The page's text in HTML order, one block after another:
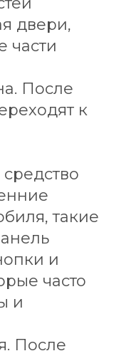
двери,
части
После
к
такие
и
часто
и
После